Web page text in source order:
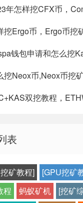
log-file log.txt
年怎样挖CFX币，
挖Ergo币，Ergo币挖
钱包申请和怎么挖
挖Neox币,Neox币挖
双挖教程，
表
矿教程]
[GPU挖矿
程
蚂蚁矿机 [挖矿